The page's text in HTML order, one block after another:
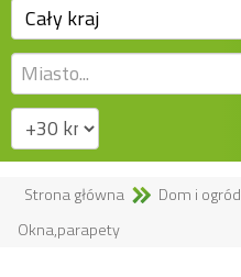
Strona główna Dom i ogród
Okna,parapety